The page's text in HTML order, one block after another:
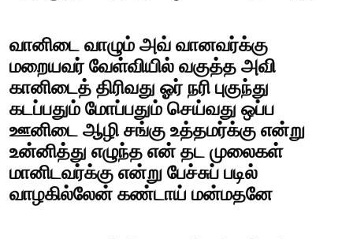
வானிடை வாழும் அவ் வானவர்க்கு
மறையவர் வேள்வியில் வகுத்த அவி
கானிடைத் திரிவது ஓர் நரி புகுந்து
கடப்பதும் மோப்பதும் செய்வது ஒப்ப
ஊனிடை ஆழி சங்கு உத்தமர்க்கு என்று
உன்னித்து எழுந்த என் தட முலைகள்
மானிடவர்க்கு என்று பேச்சுப் படில்
வாழகில்லேன் கண்டாய் மன்மதனே